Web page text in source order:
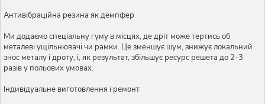
Антивібраційна резина як демпфер
Ми додаємо спеціальну гуму в місцях, де дріт може тертись об
металеві ущільнювачі чи рамки. Це зменшує шум, знижує локальний
знос металу і дроту, і, як результат, збільшує ресурс решета до 2-3
разів у польових умовах.
Індивідуальне виготовлення і ремонт